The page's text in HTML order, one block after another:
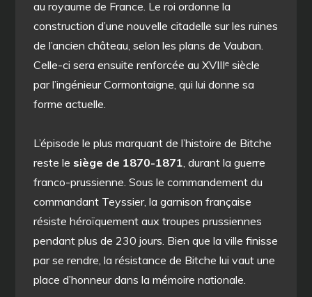
au royaume de France. Le roi ordonne la
construction d’une nouvelle citadelle sur les ruines
de l’ancien château, selon les plans de Vauban.
Celle-ci sera ensuite renforcée au XVIIIᵉ siècle
par l’ingénieur Cormontaigne, qui lui donne sa
forme actuelle.
L’épisode le plus marquant de l’histoire de Bitche
reste le siège de 1870-1871, durant la guerre
franco-prussienne. Sous le commandement du
commandant Teyssier, la garnison française
résiste héroïquement aux troupes prussiennes
pendant plus de 230 jours. Bien que la ville finisse
par se rendre, la résistance de Bitche lui vaut une
place d’honneur dans la mémoire nationale.